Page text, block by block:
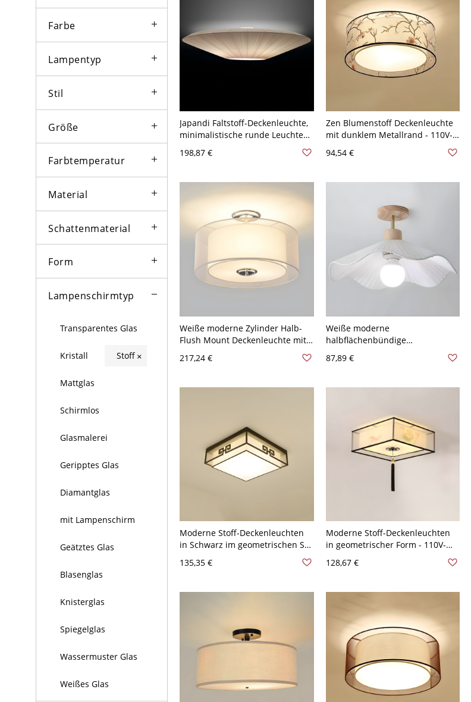
Farbe
Lampentyp
Stil
Größe
Farbtemperatur
Material
Schattenmaterial
Form
Lampenschirmtyp
Transparentes Glas
Kristall Stoff ×
Mattglas
Schirmlos
Glasmalerei
Geripptes Glas
Diamantglas
mit Lampenschirm
Geätztes Glas
Blasenglas
Knisterglas
Spiegelglas
Wassermuster Glas
Weißes Glas
Japandi Faltstoff-Deckenleuchte,
minimalistische runde Leuchte
110V-120V 59,69 cm
198,87 €
Zen Blumenstoff Deckenleuchte
mit dunklem Metallrand - 110V-
94,54 €
Weiße moderne Zylinder Halb-
Flush Mount Deckenleuchte mit
Stoffschirm - 110V-120V 50,8 cm
217,24 €
Weiße moderne
halbflächenbündige
mit Stoffschirm - 110V-120V 40,64
87,89 €
Moderne Stoff-Deckenleuchten
in Schwarz im geometrischen Stil
135,35 €
Moderne Stoff-Deckenleuchten
in geometrischer Form - 110V-
128,67 €